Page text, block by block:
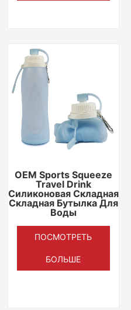
OEM Sports Squeeze
Travel Drink
Силиконовая Складная
Складная Бутылка Для
Воды
ПОСМОТРЕТЬ
БОЛЬШЕ